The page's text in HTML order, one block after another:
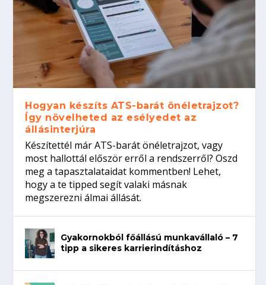
Hogyan készíts ATS-barát önéletrajzot?
Így növelheted az esélyedet az
állásinterjúra
Készítettél már ATS-barát önéletrajzot, vagy
most hallottál először erről a rendszerről? Oszd
meg a tapasztalataidat kommentben! Lehet,
hogy a te tipped segít valaki másnak
megszerezni álmai állását.
Gyakornokból főállású munkavállaló – 7
tipp a sikeres karrierindításhoz